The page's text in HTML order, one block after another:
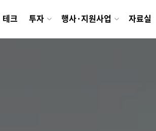
테크 투자 행사·지원사업 자료실